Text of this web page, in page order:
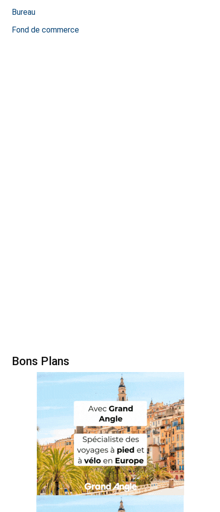
Bureau
Fond de commerce
Bons Plans